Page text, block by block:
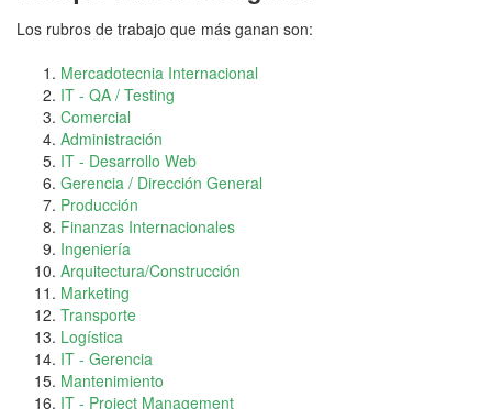
Los rubros de trabajo que más ganan son:
Mercadotecnia Internacional
IT - QA / Testing
Comercial
Administración
IT - Desarrollo Web
Gerencia / Dirección General
Producción
Finanzas Internacionales
Ingeniería
Arquitectura/Construcción
Marketing
Transporte
Logística
IT - Gerencia
Mantenimiento
IT - Project Management